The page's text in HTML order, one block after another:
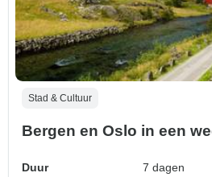
Stad & Cultuur
Bergen en Oslo in een
Duur
7 dagen